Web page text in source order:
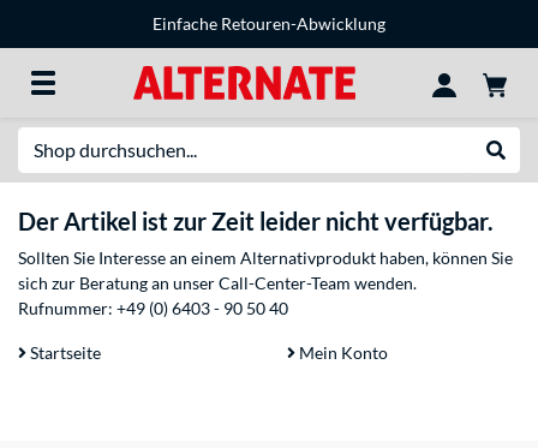
Einfache Retouren-Abwicklung
Der Artikel ist zur Zeit leider nicht verfügbar.
Sollten Sie Interesse an einem Alternativprodukt haben, können Sie
sich zur Beratung an unser Call-Center-Team wenden.
Rufnummer: +49 (0) 6403 - 90 50 40
Startseite Mein Konto